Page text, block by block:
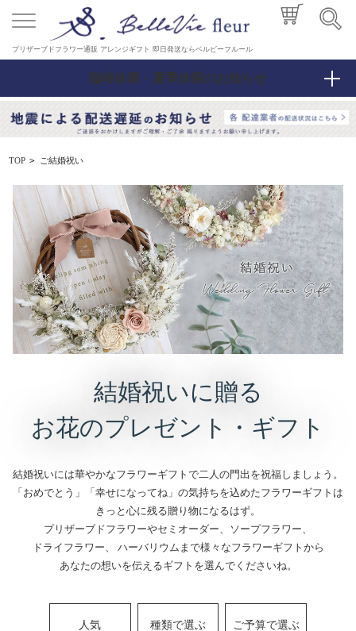
プリザーブドフラワー通販 アレンジギフト 即日発送ならベルビーフルール
臨時休業・夏季休暇のお知らせ
TOP > ご結婚祝い
結婚祝いに贈る
お花のプレゼント・ギフト
結婚祝いには華やかなフラワーギフトで二人の門出を祝福しましょう。
「おめでとう」「幸せになってね」の気持ちを込めたフラワーギフトは
きっと心に残る贈り物になるはず。
プリザーブドフラワーやセミオーダー、ソープフラワー、
ドライフラワー、 ハーバリウムまで様々なフラワーギフトから
あなたの想いを伝えるギフトを選んでくださいね。
人気
種類で選ぶ ご予算で選ぶ